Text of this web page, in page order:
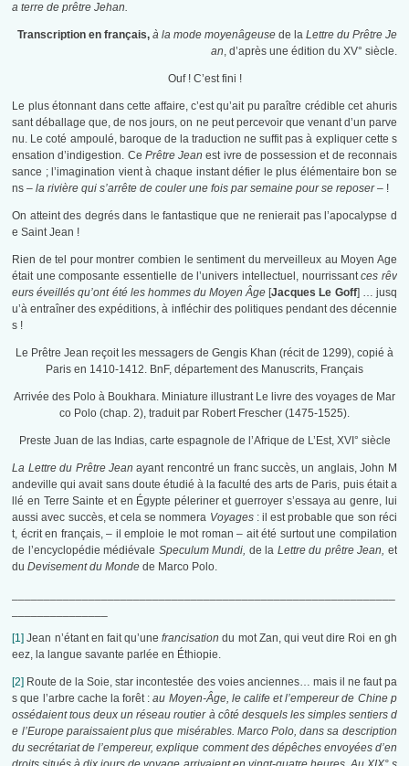
a terre de prêtre Jehan.
Transcription en français, à la mode moyenâgeusede la Lettre du Prêtre Je
an, d’après une édition du XV° siècle.
Ouf ! C’est fini !
Le plus étonnant dans cette affaire, c’est qu’ait pu paraître crédible cet ahuris
sant déballage que, de nos jours, on ne peut percevoir que venant d’un parve
nu. Le coté ampoulé, baroque de la traduction ne suffit pas à expliquer cette s
ensation d’indigestion. Ce Prêtre Jean est ivre de possession et de reconnais
sance ; l’imagination vient à chaque instant défier le plus élémentaire bon se
ns –la rivière qui s’arrête de couler une fois par semaine pour se reposer – !
On atteint des degrés dans le fantastique que ne renierait pas l’apocalypse d
e Saint Jean !
Rien de tel pour montrer combien le sentiment du merveilleux au Moyen Age
était une composante essentielle de l’univers intellectuel, nourrissantces rêv
eurs éveillés qu’ont été les hommes du Moyen Âge [Jacques Le Goff] … jusq
u’à entraîner des expéditions, à infléchir des politiques pendant des décennie
s !
Le Prêtre Jean reçoit les messagers de Gengis Khan (récit de 1299), copié à
Paris en 1410-1412. BnF, département des Manuscrits, Français
Arrivée des Polo à Boukhara. Miniature illustrant Le livre des voyages de Mar
co Polo (chap. 2), traduit par Robert Frescher (1475-1525).
Preste Juan de las Indias, carte espagnole de l’Afrique de L’Est, XVI° siècle
La Lettre du Prêtre Jean ayant rencontré un franc succès, un anglais, John M
andeville qui avait sans doute étudié à la faculté des arts de Paris, puis était a
llé en Terre Sainte et en Égypte péleriner et guerroyer s’essaya au genre, lui
aussi avec succès, et cela se nommera Voyages : il est probable que son réci
t, écrit en français, – il emploie le mot roman – ait été surtout une compilation
de l’encyclopédie médiévale Speculum Mundi, de la Lettre du prêtre Jean, et
duDevisement du Mondede Marco Polo.
[1] Jean n’étant en fait qu’unefrancisation du mot Zan, qui veut dire Roi en gh
eez, la langue savante parlée en Éthiopie.
[2] Route de la Soie, star incontestée des voies anciennes… mais il ne faut pa
s que l’arbre cache la forêt :au Moyen-Âge, le calife et l’empereur de Chine p
ossédaient tous deux un réseau routier à côté desquels les simples sentiers d
e l’Europe paraissaient plus que misérables. Marco Polo, dans sa description
du secrétariat de l’empereur, explique comment des dépêches envoyées d’en